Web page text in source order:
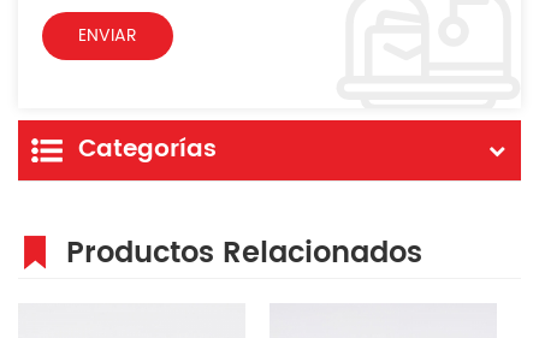
Categorías
Productos Relacionados